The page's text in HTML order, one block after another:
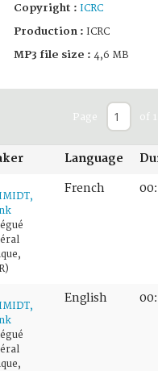
Copyright : ICRC
Production : ICRC
MP3 file size : 4,6 MB
Page of 1
Language
French
English